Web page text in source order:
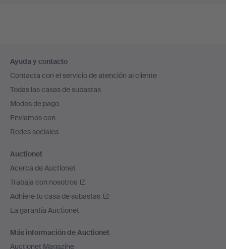
en
el
pie
de
página
Ayuda y contacto
Contacta con el servicio de atención al cliente
Todas las casas de subastas
Modos de pago
Enviamos con
Redes sociales
Auctionet
Acerca de Auctionet
Trabaja con nosotros
Adhiere tu casa de subastas
La garantía Auctionet
Más información de Auctionet
Auctionet Magazine